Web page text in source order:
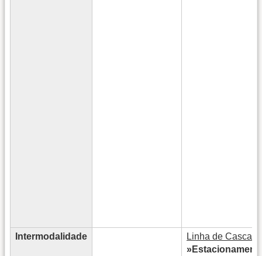
Intermodalidade Linha de Cascais